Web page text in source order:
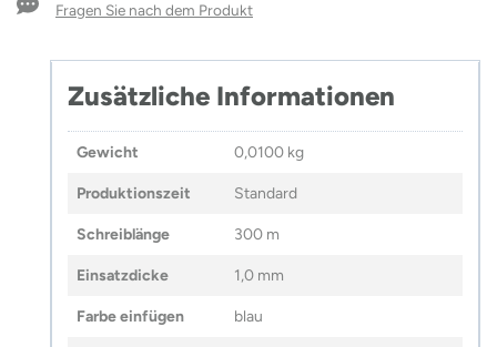
Fragen Sie nach dem Produkt
Zusätzliche Informationen
Gewicht 0,0100 kg
Produktionszeit Standard
Schreiblänge 300 m
Einsatzdicke 1,0 mm
Farbe einfügen blau